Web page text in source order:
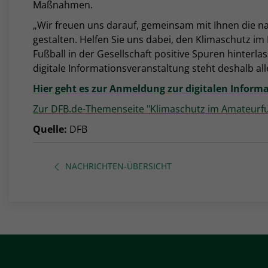
Maßnahmen.
„Wir freuen uns darauf, gemeinsam mit Ihnen die
gestalten. Helfen Sie uns dabei, den Klimaschutz
Fußball in der Gesellschaft positive Spuren
digitale Informationsveranstaltung steht deshalb
Hier geht es zur Anmeldung zur digitalen
Zur DFB.de-Themenseite "Klimaschutz im
Quelle: DFB
NACHRICHTEN-ÜBERSICHT